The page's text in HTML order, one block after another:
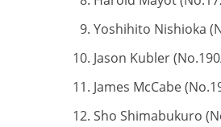
Yoshihito Nishioka
Jason Kubler
James McCabe
Sho Shimabukuro